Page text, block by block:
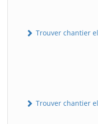
Trouver chantier
Trouver chantier